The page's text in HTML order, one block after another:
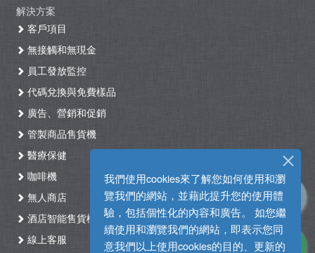
我們使用cookies來了解您如何使用和瀏
覽我們的網站，並藉此提升您的使用體
驗，包括個性化的內容和廣告。 如您繼
續使用和瀏覽我們的網站，即表示您同
意我們以上使用cookies的目的、更新的
解決方案
客戶項目
無接觸和無現金
員工發放監控
代碼兌換與免費樣品
廣告、營銷和促銷
管製商品售貨機
醫療保健
咖啡機
無人商店
酒店智能售貨機自助入住系統
線上客服